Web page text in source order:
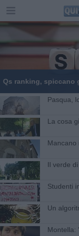
Qs ranking, spiccano
Pasqua,
La cosa
Mancano
Il verde
Studenti
Un
Montella: